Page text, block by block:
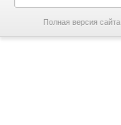
Полная версия сайта